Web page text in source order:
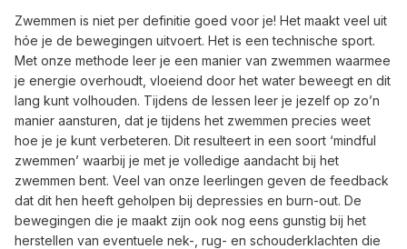
Zwemmen is niet per definitie goed voor je! Het maakt veel uit
hóe je de bewegingen uitvoert. Het is een technische sport.
Met onze methode leer je een manier van zwemmen waarmee
je energie overhoudt, vloeiend door het water beweegt en dit
lang kunt volhouden. Tijdens de lessen leer je jezelf op zo’n
manier aansturen, dat je tijdens het zwemmen precies weet
hoe je je kunt verbeteren. Dit resulteert in een soort ‘mindful
zwemmen’ waarbij je met je volledige aandacht bij het
zwemmen bent. Veel van onze leerlingen geven de feedback
dat dit hen heeft geholpen bij depressies en burn-out. De
bewegingen die je maakt zijn ook nog eens gunstig bij het
herstellen van eventuele nek-, rug- en schouderklachten die